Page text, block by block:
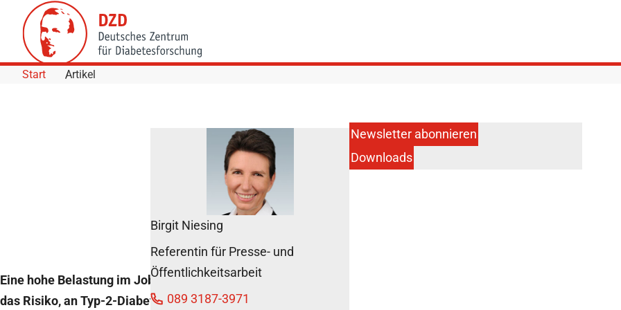
Skip to Content
Start Artikel
Arbeitsbelastung
ist Risikofaktor
für Typ-2-
Diabetes
11. August 2014
Eine hohe Belastung im Job kann
das Risiko, an Typ-2-Diabetes zu
Birgit Niesing
Referentin für Presse- und
Öffentlichkeitsarbeit
089 3187-3971
Newsletter abonnieren
Downloads